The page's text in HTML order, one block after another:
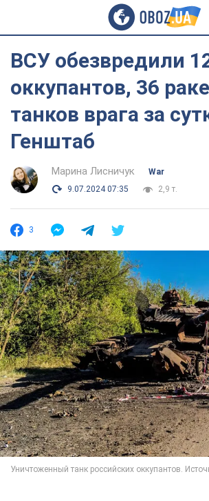
ВСУ обезвредили
оккупантов, 36
танков врага за
Генштаб
Марина Лисничук
War
9.07.2024 07:35
2,9 т.
3